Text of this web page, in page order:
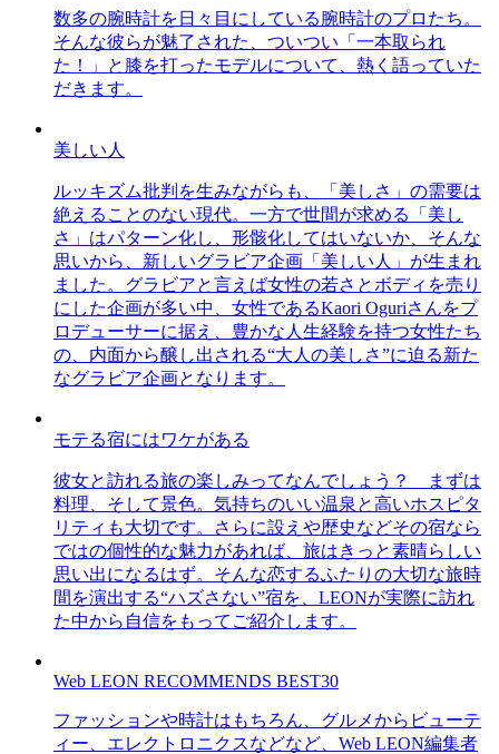
数多の腕時計を日々目にしている腕時計のプロたち。
そんな彼らが魅了された、ついつい「一本取られ
た！」と膝を打ったモデルについて、熱く語っていた
だきます。
美しい人
ルッキズム批判を生みながらも、「美しさ」の需要は
絶えることのない現代。一方で世間が求める「美し
さ」はパターン化し、形骸化してはいないか、そんな
思いから、新しいグラビア企画「美しい人」が生まれ
ました。グラビアと言えば女性の若さとボディを売り
にした企画が多い中、女性であるKaori Oguriさんをプ
ロデューサーに据え、豊かな人生経験を持つ女性たち
の、内面から醸し出される“大人の美しさ”に迫る新た
なグラビア企画となります。
モテる宿にはワケがある
彼女と訪れる旅の楽しみってなんでしょう？ まずは
料理、そして景色。気持ちのいい温泉と高いホスピタ
リティも大切です。さらに設えや歴史などその宿なら
ではの個性的な魅力があれば、旅はきっと素晴らしい
思い出になるはず。そんな恋するふたりの大切な旅時
間を演出する“ハズさない”宿を、LEONが実際に訪れ
た中から自信をもってご紹介します。
Web LEON RECOMMENDS BEST30
ファッションや時計はもちろん、グルメからビューテ
ィー、エレクトロニクスなどなど、Web LEON編集者